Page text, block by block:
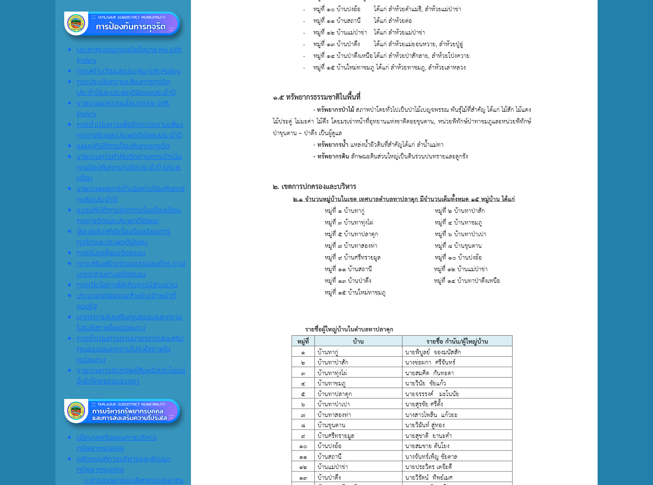
ประกาศเจตนารมณ์นโยบาย No Gift
Policy
การสร้างวัฒนธรรม No Gift Policy
การประเมินความเสี่ยงการทุจริต
ประจำปีและประพฤติมิชอบประจำปี
รายงานผลตามนโยบาย No Gift
Policy
การดำเนินการเพื่อจัดการความเสี่ยง
การทุจริตและประพฤติมิชอบประจำปี
แผนปฏิบัติการป้องกันการทุจริต
รายงานการกำกับติดตามการดำเนิน
การป้องกันการทุจริตประจำปี รอบ 6
เดือน
รายงานผลการดำเนินการป้องกันการ
ทุจริตประจำปี
แนวปฏิบัติการจัดการเรื่องร้องเรียน
การทุจริตและประพฤติมิชอบ
ข้อมูลเชิงสถิติเรื่องร้องเรียนการ
ทุจริตและประพฤติมิชอบ
การขับเคลื่อนจริยธรรม
การเสริมสร้างวัฒนธรรมองค์กร ตาม
มาตรฐานทางจริยธรรม
การเปิดโอกาสให้เกิดการมีส่วนร่วม
ประมวลจริยธรรมสำหรับเจ้าหน้าที่
ของรัฐ
มาตรการส่งเสริมคุณธรรมและความ
โปร่งใสภายในหน่วยงาน
การดำเนินการตามมาตรการส่งเสริม
คุณธรรมและความโปร่งใสภายใน
หน่วยงาน
รายงานการรับทรัพย์สินหรือประโยชน์
อื่นใดโดยธรรมจรรยา
นโยบายหรือแผนการบริหาร
ทรัพยากรบุคคล
หลักเกณฑ์การบริหารและพัฒนา
ทรัพยากรบุคคล
> การสรรหาและเลือกสรรบุคลากร